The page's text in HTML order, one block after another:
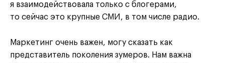
я взаимодействовала только с блогерами,
то сейчас это крупные СМИ, в том числе радио.
Маркетинг очень важен, могу сказать как
представитель поколения зумеров. Нам важна